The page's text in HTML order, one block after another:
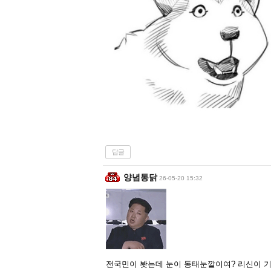
답글
양념통닭 26-05-20 15:32
전국민이 봣는데 눈이 동태눈깔이여? 리신이